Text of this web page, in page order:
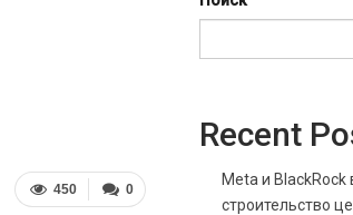
0
450
Recent
Meta и
строительство